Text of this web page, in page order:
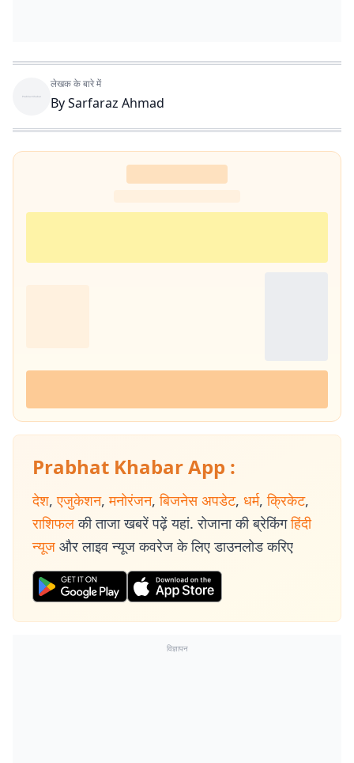
लेखक के बारे में
BySarfaraz Ahmad
Prabhat Khabar App :
देश, एजुकेशन, मनोरंजन, बिजनेस अपडेट, धर्म, क्रिकेट,
राशिफल की ताजा खबरें पढ़ें यहां. रोजाना की ब्रेकिंग हिंदी
न्यूज और लाइव न्यूज कवरेज के लिए डाउनलोड करिए
विज्ञापन